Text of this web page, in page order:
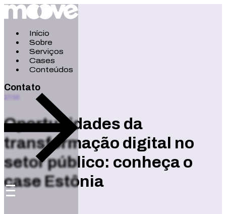
Início
Sobre
Serviços
Cases
Conteúdos
Contato
17/10
Oportunidades da
transformação digital no
setor público: conheça o
case Estônia